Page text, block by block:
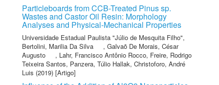
Particleboards from CCB-Treated Pinus sp.
Wastes and Castor Oil Resin: Morphology
Analyses and Physical-Mechanical Properties
Universidade Estadual Paulista "Júlio de Mesquita Filho",
Bertolini, Marilia Da Silva
, Galvaõ De Morais, César
Augusto
, Lahr, Francisco Antônio Rocco, Freire, Rodrigo
Teixeira Santos, Panzera, Túlio Hallak, Christoforo, André
Luis (2019) [Artigo]